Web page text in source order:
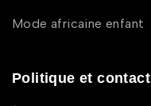
Mode africaine enfant
Politique et contact